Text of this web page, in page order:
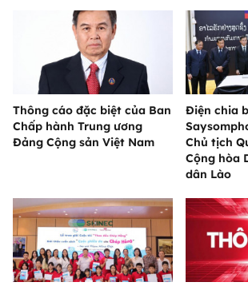
Thông cáo đặc biệt của Ban
Chấp hành Trung ương
Đảng Cộng sản Việt Nam
Điện chia
Chủ tịch
Cộng hòa
dân Lào